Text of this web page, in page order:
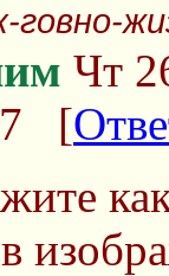
говно-
Чт
[